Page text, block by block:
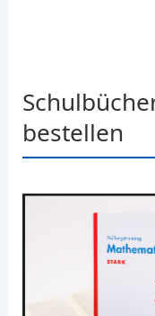
bestellen